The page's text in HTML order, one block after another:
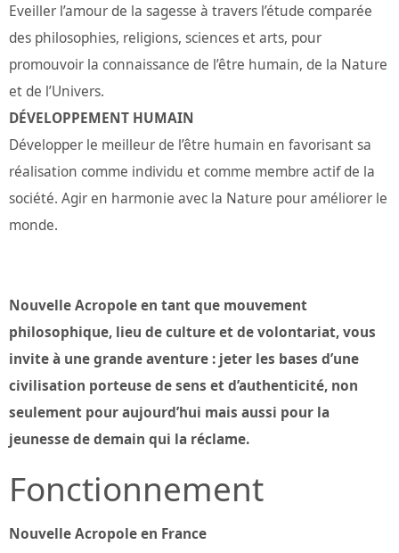
Eveiller l’amour de la sagesse à travers l’étude comparée
des philosophies, religions, sciences et arts, pour
promouvoir la connaissance de l’être humain, de la Nature
et de l’Univers.
DÉVELOPPEMENT HUMAIN
Développer le meilleur de l’être humain en favorisant sa
réalisation comme individu et comme membre actif de la
société. Agir en harmonie avec la Nature pour améliorer le
monde.
Nouvelle Acropole en tant que mouvement
philosophique, lieu de culture et de volontariat, vous
invite à une grande aventure : jeter les bases d’une
civilisation porteuse de sens et d’authenticité, non
seulement pour aujourd’hui mais aussi pour la
jeunesse de demain qui la réclame.
Fonctionnement
Nouvelle Acropole en France